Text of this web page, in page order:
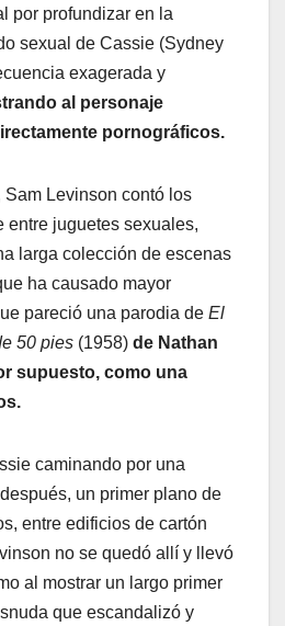
por profundizar en la
sexual de Cassie (Sydney
exagerada y
al personaje
pornográficos.
Sam Levinson contó los
entre juguetes sexuales,
larga colección de escenas
ha causado mayor
pareció una parodia de El
50 pies (1958) de Nathan
supuesto, como una
caminando por una
un primer plano de
entre edificios de cartón
no se quedó allí y llevó
al mostrar un largo primer
que escandalizó y